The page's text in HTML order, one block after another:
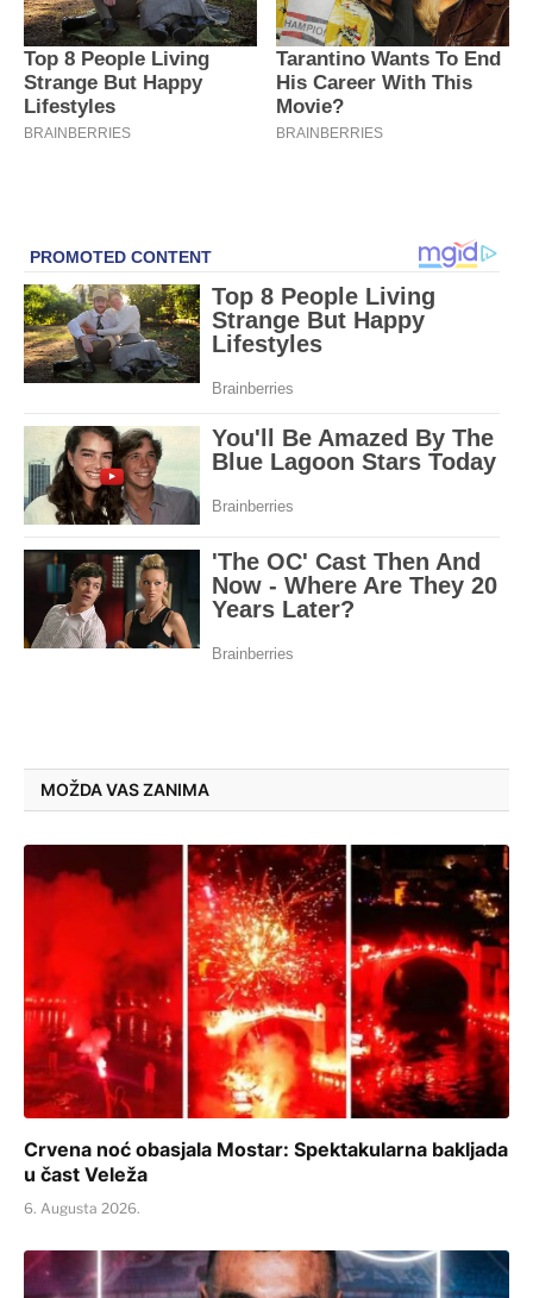
MOŽDA VAS ZANIMA
Crvena noć obasjala Mostar: Spektakularna bakljada
u čast Veleža
6. Augusta 2026.